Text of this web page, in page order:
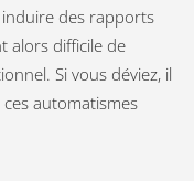
des rapports
alors difficile de
Si vous déviez, il
automatismes